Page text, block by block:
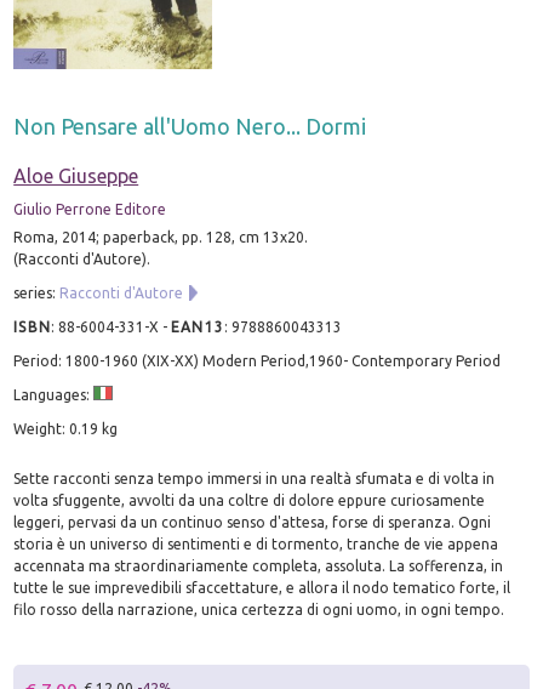
Non Pensare all'Uomo Nero... Dormi
Aloe Giuseppe
Giulio Perrone Editore
Roma, 2014; paperback, pp. 128, cm 13x20.
(Racconti d'Autore).
series: Racconti d'Autore
ISBN:88-6004-331-X - EAN13 :9788860043313
Period: 1800-1960 (XIX-XX) Modern Period,1960- Contemporary Period
Languages:
Weight: 0.19 kg
Sette racconti senza tempo immersi in una realtà sfumata e di volta in
volta sfuggente, avvolti da una coltre di dolore eppure curiosamente
leggeri, pervasi da un continuo senso d'attesa, forse di speranza. Ogni
storia è un universo di sentimenti e di tormento, tranche de vie appena
accennata ma straordinariamente completa, assoluta. La sofferenza, in
tutte le sue imprevedibili sfaccettature, e allora il nodo tematico forte, il
filo rosso della narrazione, unica certezza di ogni uomo, in ogni tempo.